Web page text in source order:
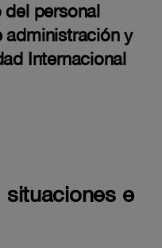
del personal
y
Internacional
situaciones e